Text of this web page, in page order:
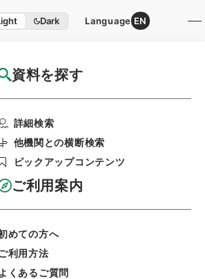
Dark Language EN
資料を探す
詳細検索
他機関との横断検索
ピックアップコンテンツ
ご利用案内
めての方へ
利用方法
よくあるご質問
国立公文書館HP利用案内
５１．２．１０～昭